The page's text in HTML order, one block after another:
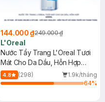
144.000 ₫249.000 ₫
L'Oreal
Nước Tẩy Trang L'Oreal Tươi
Mát Cho Da Dầu, Hỗn Hợp
400ml
4.8 (298)
1.9k/tháng
64%